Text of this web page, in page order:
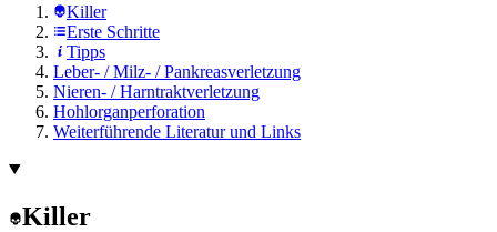
Killer
Erste Schritte
Tipps
Leber- / Milz- / Pankreasverletzung
Nieren- / Harntraktverletzung
Hohlorganperforation
Weiterführende Literatur und Links
Killer